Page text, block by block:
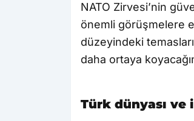
NATO Zirvesi’nin
önemli görüşmelere
düzeyindeki
daha ortaya
Türk dünyası